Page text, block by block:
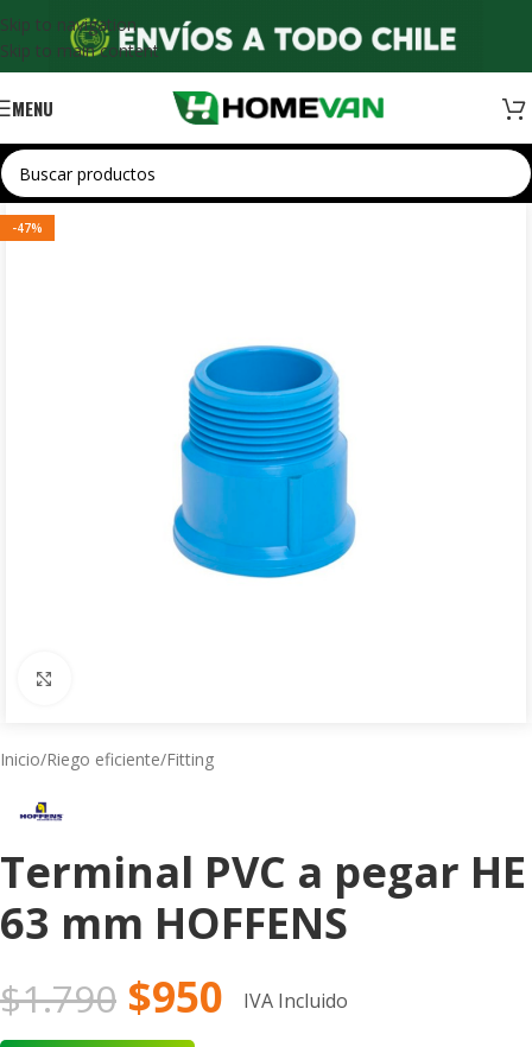
Skip to navigation
Skip to main content
MENU
-47%
Inicio/Riego eficiente/Fitting
Terminal PVC a pegar HE
63 mm HOFFENS
$1.790 $950 IVA Incluido